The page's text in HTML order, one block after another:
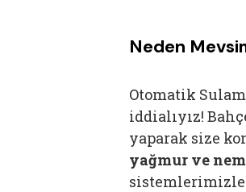
Neden
Otomatik
iddialıyız!
yaparak size
yağmur ve
sistemlerimizle